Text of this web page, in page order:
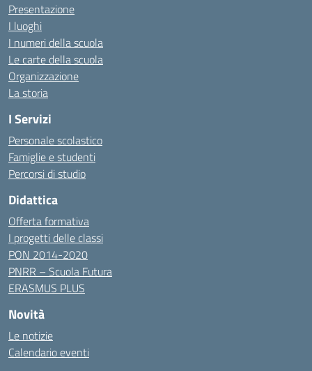
Presentazione
I luoghi
I numeri della scuola
Le carte della scuola
Organizzazione
La storia
I Servizi
Personale scolastico
Famiglie e studenti
Percorsi di studio
Didattica
Offerta formativa
I progetti delle classi
PON 2014-2020
PNRR – Scuola Futura
ERASMUS PLUS
Novità
Le notizie
Calendario eventi